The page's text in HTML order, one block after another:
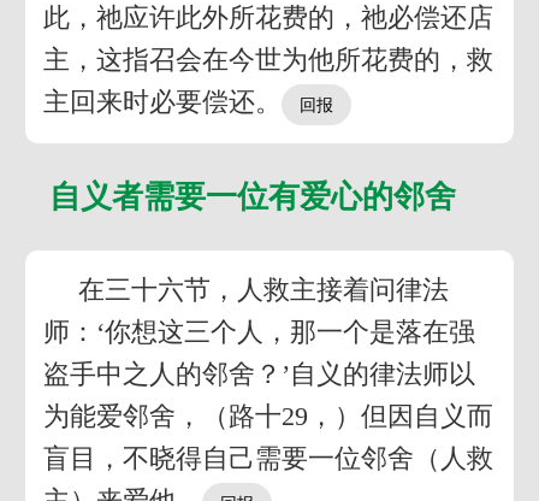
此，祂应许此外所花费的，祂必偿还店
主，这指召会在今世为他所花费的，救
主回来时必要偿还。
自义者需要一位有爱心的邻舍
在三十六节，人救主接着问律法
师：‘你想这三个人，那一个是落在强
盗手中之人的邻舍？’自义的律法师以
为能爱邻舍，（路十29，）但因自义而
盲目，不晓得自己需要一位邻舍（人救